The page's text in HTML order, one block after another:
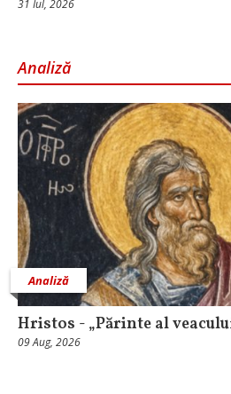
31 Iul, 2026
Analiză
Analiză
Hristos - „Părinte al
09 Aug, 2026